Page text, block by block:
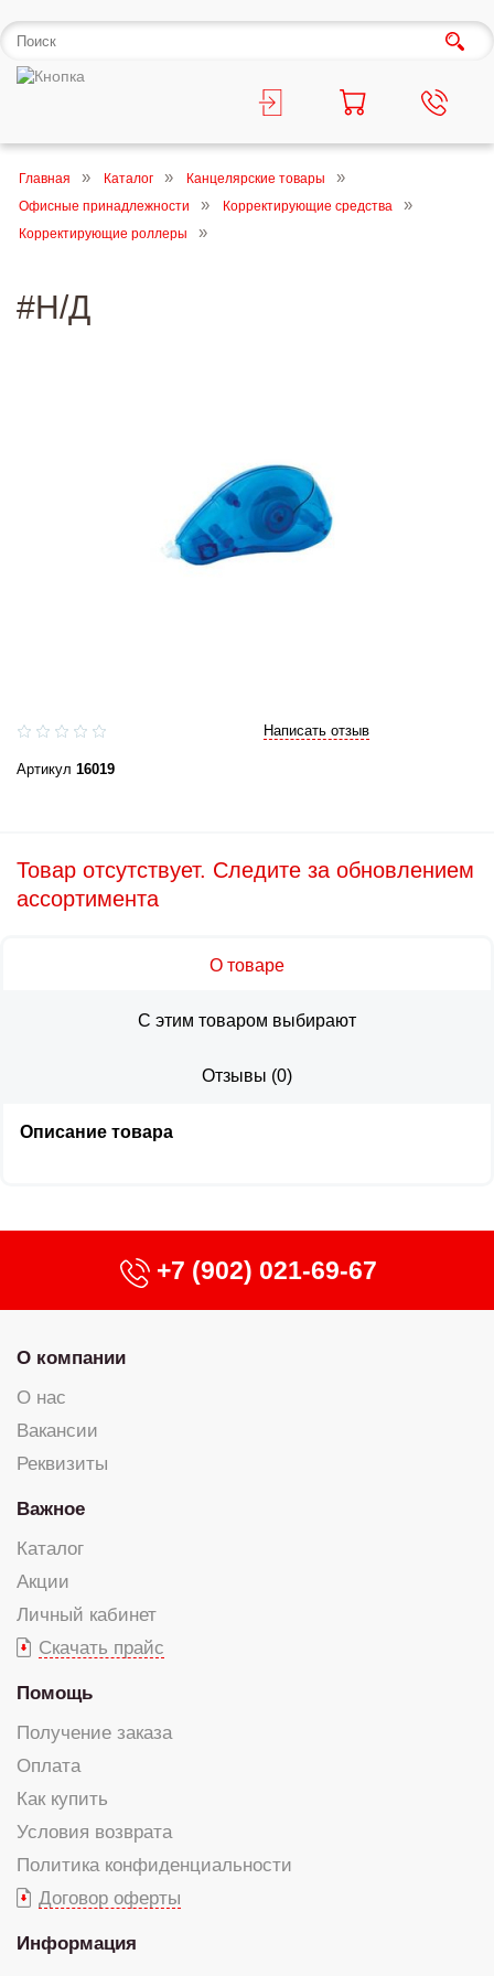
Главная Каталог
Канцелярские товары
Офисные принадлежности
Корректирующие средства
Корректирующие роллеры
#Н/Д
Написать отзыв
Артикул 16019
Товар отсутствует. Следите за обновлением
ассортимента
О товаре
С этим товаром выбирают
Отзывы (0)
Описание товара
+7 (902) 021-69-67
О компании
О нас
Вакансии
Реквизиты
Важное
Каталог
Акции
Личный кабинет
Скачать прайс
Помощь
Получение заказа
Оплата
Как купить
Условия возврата
Политика конфиденциальности
Договор оферты
Информация